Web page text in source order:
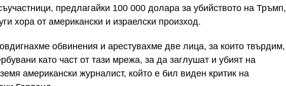
предлагайки 100 000 долара за убийството на Тръмп,
хора от американски и израелски произход.
обвинения и арестувахме две лица, за които твърдим,
като част от тази мрежа, за да заглушат и убият на
американски журналист, който е бил виден критик на